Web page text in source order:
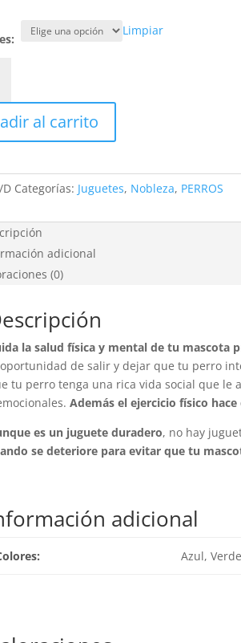
Limpiar
al carrito
D Categorías: Juguetes, Nobleza, PERROS
adicional
(0)
la salud física y mental de tu
de salir y dejar que tu perro
tu perro tenga una rica vida social que le
Además el ejercicio físico
es un juguete duradero, no hay
se deteriore para evitar que tu
adicional
Azul,